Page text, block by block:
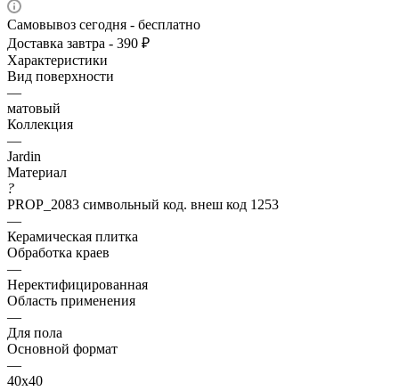
Самовывоз сегодня - бесплатно
Доставка завтра - 390 ₽
Характеристики
Вид поверхности
—
матовый
Коллекция
—
Jardin
Материал
?
PROP_2083 символьный код. внеш код 1253
—
Керамическая плитка
Обработка краев
—
Неректифицированная
Область применения
—
Для пола
Основной формат
—
40х40